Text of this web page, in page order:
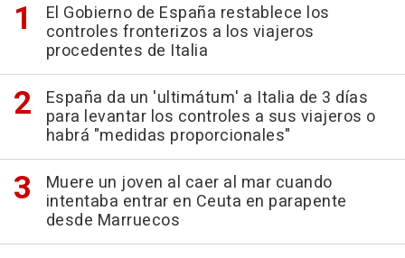
El Gobierno de España restablece los
controles fronterizos a los viajeros
procedentes de Italia
España da un 'ultimátum' a Italia de 3 días
para levantar los controles a sus viajeros o
habrá "medidas proporcionales"
Muere un joven al caer al mar cuando
intentaba entrar en Ceuta en parapente
desde Marruecos